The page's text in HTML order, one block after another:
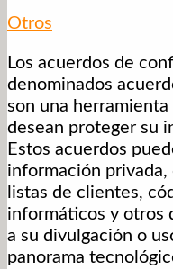
Otros
Los acuerdos de
denominados
son una
desean proteger su
Estos acuerdos
información
listas de clientes,
informáticos y otros
a su divulgación o
panorama